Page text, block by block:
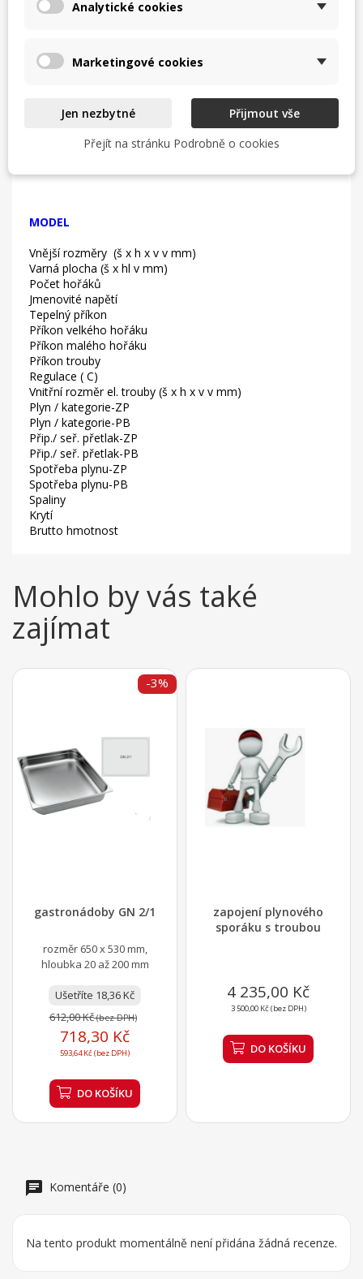
1 x mřížka
1 x redukční kroužek
MODEL
Vnější rozměry (š x h x v v mm)
Varná plocha (š x hl v mm)
Počet hořáků
Jmenovité napětí
Tepelný příkon
Příkon velkého hořáku
Příkon malého hořáku
Příkon trouby
Regulace ( C)
Vnitřní rozměr el. trouby (š x h x v v mm)
Plyn / kategorie-ZP
Plyn / kategorie-PB
Přip./ seř. přetlak-ZP
Přip./ seř. přetlak-PB
Spotřeba plynu-ZP
Spotřeba plynu-PB
Spaliny
Krytí
Brutto hmotnost
Mohlo by vás také
zajímat
gastronádoby GN 2/1
rozměr 650 x 530 mm,
hloubka 20 až 200 mm
Ušetříte 18,36 Kč
612,00 Kč(bez DPH)
-3%
718,30 Kč
593,64 Kč (bez DPH)
DO KOŠÍKU
zapojení plynového
sporáku s troubou
4 235,00 Kč
3 500,00 Kč (bez DPH)
DO KOŠÍKU
Komentáře (0)
Na tento produkt momentálně není přidána žádná recenze.
Analytické cookies
Marketingové cookies
Jen nezbytné
Přijmout vše
Přejít na stránku Podrobně o cookies